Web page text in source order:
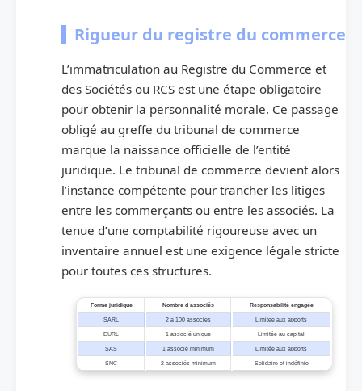
Rigueur du registre du commerce
L’immatriculation au Registre du Commerce et
des Sociétés ou RCS est une étape obligatoire
pour obtenir la personnalité morale. Ce passage
obligé au greffe du tribunal de commerce
marque la naissance officielle de l’entité
juridique. Le tribunal de commerce devient alors
l’instance compétente pour trancher les litiges
entre les commerçants ou entre les associés. La
tenue d’une comptabilité rigoureuse avec un
inventaire annuel est une exigence légale stricte
pour toutes ces structures.
Forme juridique Nombre d associés Responsabilité engagée
SARL 2 à 100 associés Limitée aux apports
EURL 1 associé unique Limitée au capital
SAS 1 associé minimum Limitée aux apports
SNC 2 associés minimum Solidaire et indéfinie